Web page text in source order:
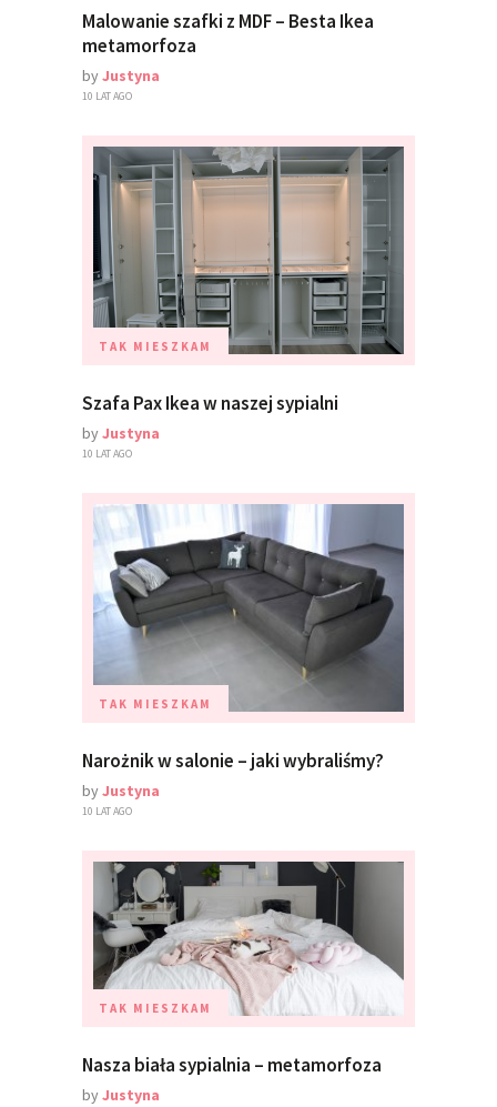
Malowanie szafki z MDF – Besta Ikea
metamorfoza
byJustyna
10 LAT AGO
TAK MIESZKAM
Szafa Pax Ikea w naszej sypialni
byJustyna
10 LAT AGO
TAK MIESZKAM
Narożnik w salonie – jaki wybraliśmy?
byJustyna
10 LAT AGO
TAK MIESZKAM
Nasza biała sypialnia – metamorfoza
byJustyna